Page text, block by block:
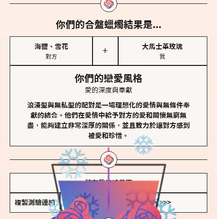
你們的合盤蠟燭結果是...
海鹽、雪花
對方
＋
大馬士革玫瑰
我
你們的戀愛風格
愛的深度與奉獻
浪漫型與無私型的配對是一場理想化的愛情與無條件奉
獻的結合。他們在愛情中給予對方的愛和關懷無窮無
盡，能夠建立非常深厚的關係，並且致力於讓對方感到
被愛和珍惜。
儲存我的結果圖
複製測驗連結 查看香氛類型全解析 >>>